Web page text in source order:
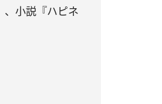
、小説『ハピネ